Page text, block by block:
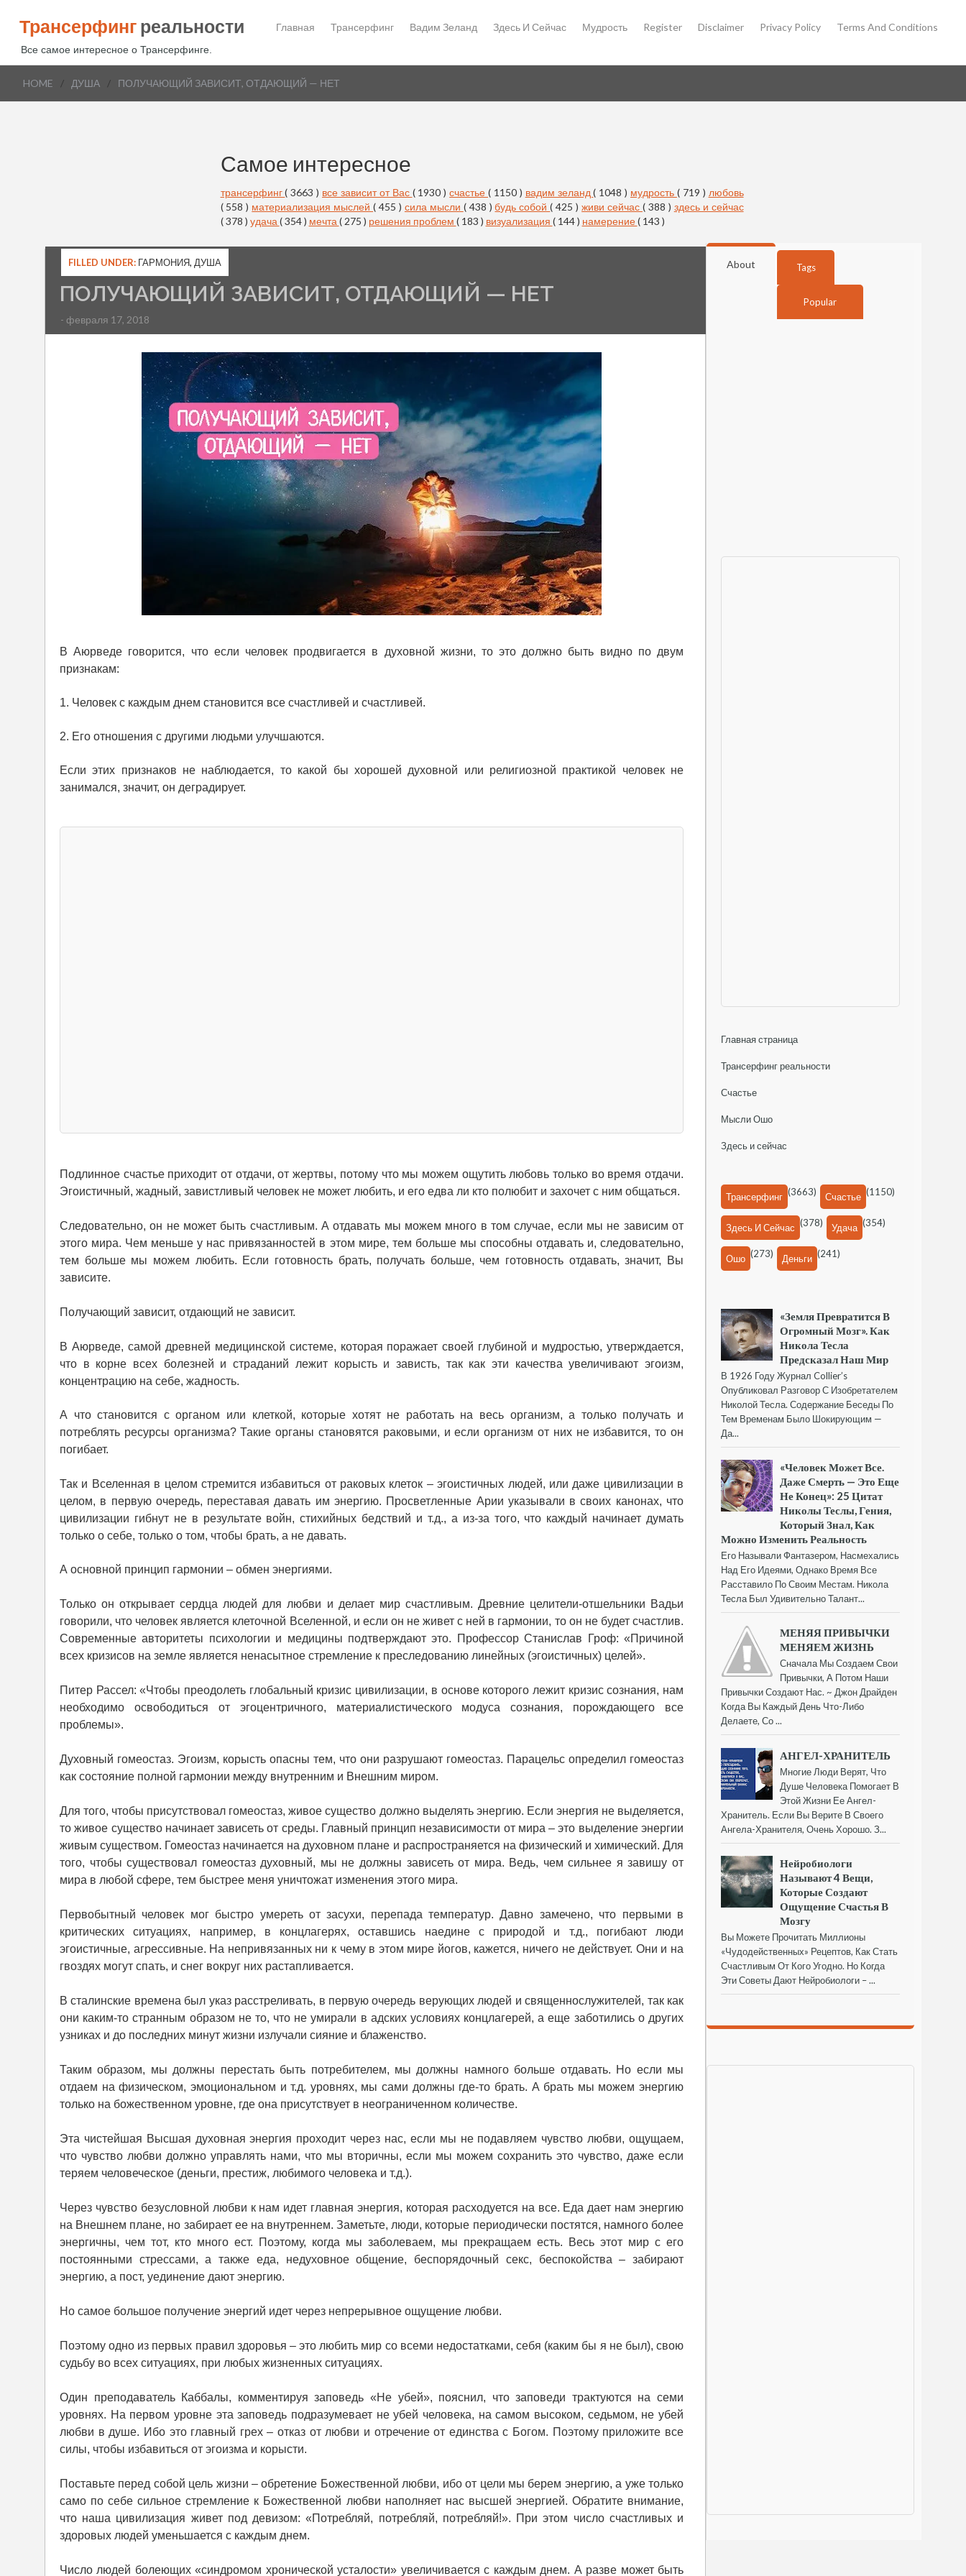
Трансерфинг реальности
Все самое интересное о Трансерфинге.
Главная Трансерфинг Вадим Зеланд Здесь И Сейчас Мудрость Register Disclaimer Privacy Policy Terms And Conditions
HOME / ДУША / ПОЛУЧАЮЩИЙ ЗАВИСИТ, ОТДАЮЩИЙ — НЕТ
Самое интересное
трансерфинг( 3663 ) все зависит от Вас ( 1930 )счастье ( 1150 ) вадим зеланд( 1048 ) мудрость ( 719 ) любовь
( 558 ) материализация мыслей( 455 ) сила мысли ( 438 )будь собой( 425 )живи сейчас ( 388 ) здесь и сейчас
( 378 ) удача ( 354 ) мечта ( 275 ) решения проблем ( 183 ) визуализация ( 144 ) намерение( 143 )
FILLED UNDER: ГАРМОНИЯ, ДУША
ПОЛУЧАЮЩИЙ ЗАВИСИТ, ОТДАЮЩИЙ — НЕТ
- февраля 17, 2018
В Аюрведе говорится, что если человек продвигается в духовной жизни, то это должно быть видно по двум
признакам:
1. Человек с каждым днем становится все счастливей и счастливей.
2. Его отношения с другими людьми улучшаются.
Если этих признаков не наблюдается, то какой бы хорошей духовной или религиозной практикой человек не
занимался, значит, он деградирует.
Подлинное счастье приходит от отдачи, от жертвы, потому что мы можем ощутить любовь только во время отдачи.
Эгоистичный, жадный, завистливый человек не может любить, и его едва ли кто полюбит и захочет с ним общаться.
Следовательно, он не может быть счастливым. А отдавать мы можем много в том случае, если мы не зависим от
этого мира. Чем меньше у нас привязанностей в этом мире, тем больше мы способны отдавать и, следовательно,
тем больше мы можем любить. Если готовность брать, получать больше, чем готовность отдавать, значит, Вы
зависите.
Получающий зависит, отдающий не зависит.
В Аюрведе, самой древней медицинской системе, которая поражает своей глубиной и мудростью, утверждается,
что в корне всех болезней и страданий лежит корысть и зависть, так как эти качества увеличивают эгоизм,
концентрацию на себе, жадность.
А что становится с органом или клеткой, которые хотят не работать на весь организм, а только получать и
потреблять ресурсы организма? Такие органы становятся раковыми, и если организм от них не избавится, то он
погибает.
Так и Вселенная в целом стремится избавиться от раковых клеток – эгоистичных людей, или даже цивилизации в
целом, в первую очередь, переставая давать им энергию. Просветленные Арии указывали в своих канонах, что
цивилизации гибнут не в результате войн, стихийных бедствий и т.д., а из-за того, что каждый начинает думать
только о себе, только о том, чтобы брать, а не давать.
А основной принцип гармонии – обмен энергиями.
Только он открывает сердца людей для любви и делает мир счастливым. Древние целители-отшельники Вадьи
говорили, что человек является клеточной Вселенной, и если он не живет с ней в гармонии, то он не будет счастлив.
Современные авторитеты психологии и медицины подтверждают это. Профессор Станислав Гроф: «Причиной
всех кризисов на земле является ненасытное стремление к преследованию линейных (эгоистичных) целей».
Питер Рассел: «Чтобы преодолеть глобальный кризис цивилизации, в основе которого лежит кризис сознания, нам
необходимо освободиться от эгоцентричного, материалистического модуса сознания, порождающего все
проблемы».
Духовный гомеостаз. Эгоизм, корысть опасны тем, что они разрушают гомеостаз. Парацельс определил гомеостаз
как состояние полной гармонии между внутренним и Внешним миром.
Для того, чтобы присутствовал гомеостаз, живое существо должно выделять энергию. Если энергия не выделяется,
то живое существо начинает зависеть от среды. Главный принцип независимости от мира – это выделение энергии
живым существом. Гомеостаз начинается на духовном плане и распространяется на физический и химический. Для
того, чтобы существовал гомеостаз духовный, мы не должны зависеть от мира. Ведь, чем сильнее я завишу от
мира в любой сфере, тем быстрее меня уничтожат изменения этого мира.
Первобытный человек мог быстро умереть от засухи, перепада температур. Давно замечено, что первыми в
критических ситуациях, например, в концлагерях, оставшись наедине с природой и т.д., погибают люди
эгоистичные, агрессивные. На непривязанных ни к чему в этом мире йогов, кажется, ничего не действует. Они и на
гвоздях могут спать, и снег вокруг них растапливается.
В сталинские времена был указ расстреливать, в первую очередь верующих людей и священнослужителей, так как
они каким-то странным образом не то, что не умирали в адских условиях концлагерей, а еще заботились о других
узниках и до последних минут жизни излучали сияние и блаженство.
Таким образом, мы должны перестать быть потребителем, мы должны намного больше отдавать. Но если мы
отдаем на физическом, эмоциональном и т.д. уровнях, мы сами должны где-то брать. А брать мы можем энергию
только на божественном уровне, где она присутствует в неограниченном количестве.
Эта чистейшая Высшая духовная энергия проходит через нас, если мы не подавляем чувство любви, ощущаем,
что чувство любви должно управлять нами, что мы вторичны, если мы можем сохранить это чувство, даже если
теряем человеческое (деньги, престиж, любимого человека и т.д.).
Через чувство безусловной любви к нам идет главная энергия, которая расходуется на все. Еда дает нам энергию
на Внешнем плане, но забирает ее на внутреннем. Заметьте, люди, которые периодически постятся, намного более
энергичны, чем тот, кто много ест. Поэтому, когда мы заболеваем, мы прекращаем есть. Весь этот мир с его
постоянными стрессами, а также еда, недуховное общение, беспорядочный секс, беспокойства – забирают
энергию, а пост, уединение дают энергию.
Но самое большое получение энергий идет через непрерывное ощущение любви.
Поэтому одно из первых правил здоровья – это любить мир со всеми недостатками, себя (каким бы я не был), свою
судьбу во всех ситуациях, при любых жизненных ситуациях.
Один преподаватель Каббалы, комментируя заповедь «Не убей», пояснил, что заповеди трактуются на семи
уровнях. На первом уровне эта заповедь подразумевает не убей человека, на самом высоком, седьмом, не убей
любви в душе. Ибо это главный грех – отказ от любви и отречение от единства с Богом. Поэтому приложите все
силы, чтобы избавиться от эгоизма и корысти.
Поставьте перед собой цель жизни – обретение Божественной любви, ибо от цели мы берем энергию, а уже только
само по себе сильное стремление к Божественной любви наполняет нас высшей энергией. Обратите внимание,
что наша цивилизация живет под девизом: «Потребляй, потребляй, потребляй!». При этом число счастливых и
здоровых людей уменьшается с каждым днем.
Число людей болеющих «синдромом хронической усталости» увеличивается с каждым днем. А разве может быть
About Tags
Popular
Главная страница
Трансерфинг реальности
Счастье
Мысли Ошо
Здесь и сейчас
Трансерфинг (3663) Счастье (1150)
Здесь И Сейчас (378) Удача (354)
Ошо (273) Деньги (241)
«Земля Превратится В
Огромный Мозг». Как
Никола Тесла
Предсказал Наш Мир
В 1926 Году Журнал Collier’s
Опубликовал Разговор С Изобретателем
Николой Тесла. Содержание Беседы По
Тем Временам Было Шокирующим —
Да...
«Человек Может Все.
Даже Смерть — Это Еще
Не Конец»: 25 Цитат
Николы Теслы, Гения,
Который Знал, Как
Можно Изменить Реальность
Его Называли Фантазером, Насмехались
Над Его Идеями, Однако Время Все
Расставило По Своим Местам. Никола
Тесла Был Удивительно Талант...
МЕНЯЯ ПРИВЫЧКИ
МЕНЯЕМ ЖИЗНЬ
Сначала Мы Создаем Свои
Привычки, А Потом Наши
Привычки Создают Нас. ~ Джон Драйден
Когда Вы Каждый День Что-Либо
Делаете, Со ...
АНГЕЛ-ХРАНИТЕЛЬ
Многие Люди Верят, Что
Душе Человека Помогает В
Этой Жизни Ее Ангел-
Хранитель. Если Вы Верите В Своего
Ангела-Хранителя, Очень Хорошо. З...
Нейробиологи
Называют 4 Вещи,
Которые Создают
Ощущение Счастья В
Мозгу
Вы Можете Прочитать Миллионы
«чудодейственных» Рецептов, Как Стать
Счастливым От Кого Угодно. Но Когда
Эти Советы Дают Нейробиологи – ...